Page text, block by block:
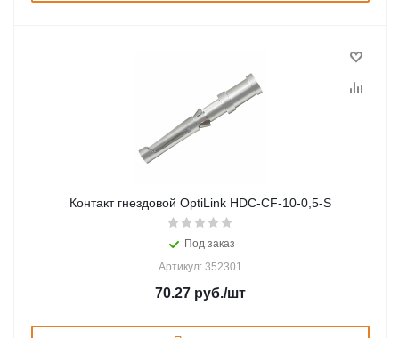
Контакт гнездовой OptiLink HDC-CF-10-0,5-S
Под заказ
Артикул: 352301
70.27 руб./шт